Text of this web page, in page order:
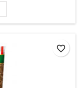
favorite_border